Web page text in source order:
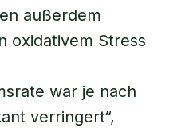
außerdem
oxidativem Stress
war je nach
verringert“,